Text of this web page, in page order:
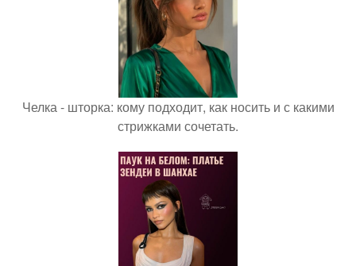
Челка - шторка: кому подходит, как носить и с какими
стрижками сочетать.